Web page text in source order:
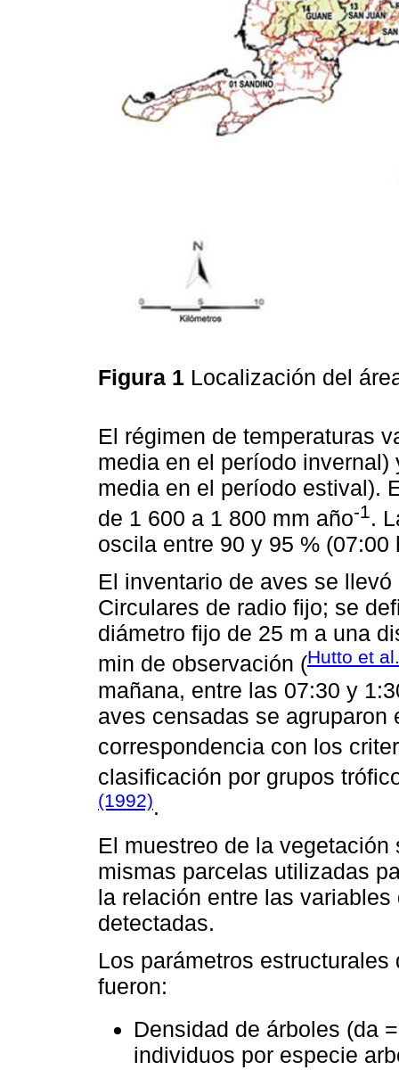
Figura 1 Localización del
El régimen de temperaturas
media en el período invernal)
media en el período estival).
de 1 600 a 1 800 mm año-1.
oscila entre 90 y 95 % (07:00
El inventario de aves se
Circulares de radio fijo; se
diámetro fijo de 25 m a una
min de observación (Hutto et
mañana, entre las 07:30 y
aves censadas se agruparon
correspondencia con los
clasificación por grupos
(1992).
El muestreo de la
mismas parcelas utilizadas
la relación entre las
detectadas.
Los parámetros
fueron:
Densidad de árboles (da
individuos por especie